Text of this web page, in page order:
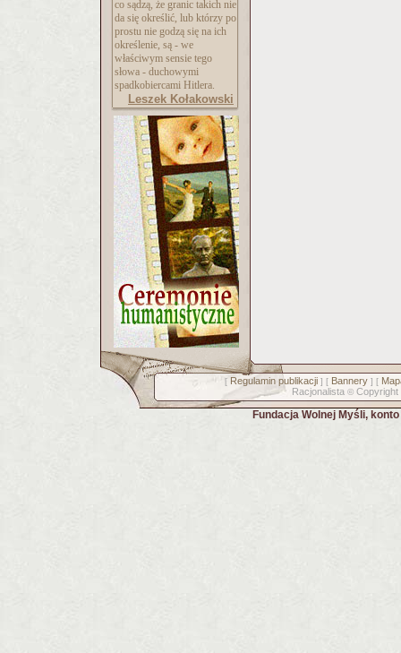
co sądzą, że granic takich nie
da się określić, lub którzy po
prostu nie godzą się na ich
określenie, są - we
właściwym sensie tego
słowa - duchowymi
spadkobiercami Hitlera.
Leszek Kołakowski
[ Regulamin publikacji] [ Bannery] [
Racjonalista © Copyright
Fundacja Wolnej Myśli,